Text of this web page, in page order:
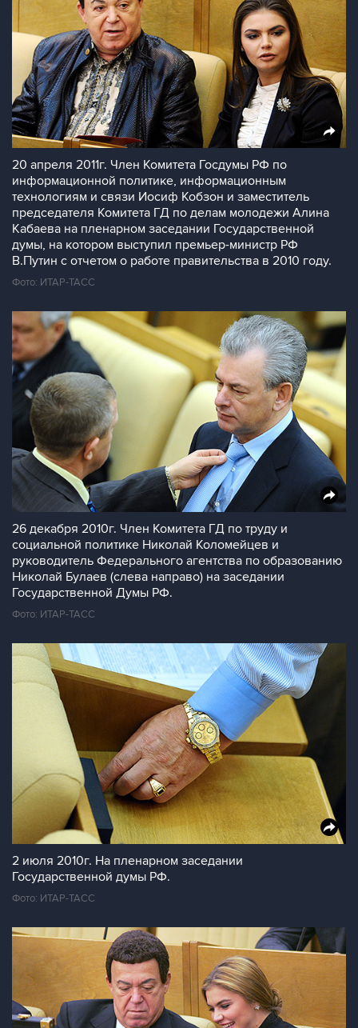
20 апреля 2011г. Член Комитета Госдумы РФ по
информационной политике, информационным
технологиям и связи Иосиф Кобзон и заместитель
председателя Комитета ГД по делам молодежи Алина
Кабаева на пленарном заседании Государственной
думы, на котором выступил премьер-министр РФ
В.Путин с отчетом о работе правительства в 2010 году.
Фото: ИТАР-ТАСС
26 декабря 2010г. Член Комитета ГД по труду и
социальной политике Николай Коломейцев и
руководитель Федерального агентства по образованию
Николай Булаев (слева направо) на заседании
Государственной Думы РФ.
Фото: ИТАР-ТАСС
2 июля 2010г. На пленарном заседании
Государственной думы РФ.
Фото: ИТАР-ТАСС